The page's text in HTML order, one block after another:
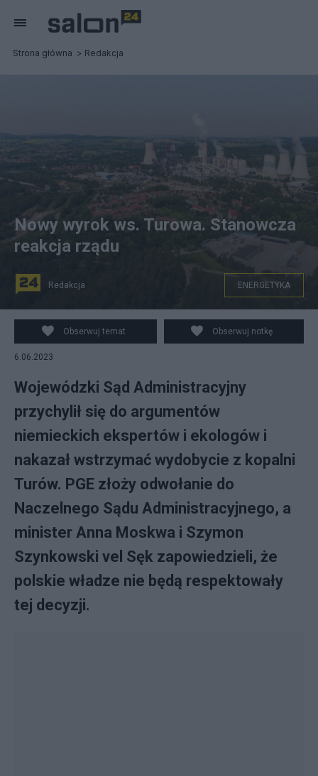
Strona główna Redakcja
Nowy wyrok ws. Turowa. Stanowcza
reakcja rządu
Redakcja ENERGETYKA
Obserwuj temat Obserwuj notkę
6.06.2023
Wojewódzki Sąd Administracyjny
przychylił się do argumentów
niemieckich ekspertów i ekologów i
nakazał wstrzymać wydobycie z kopalni
Turów. PGE złoży odwołanie do
Naczelnego Sądu Administracyjnego, a
minister Anna Moskwa i Szymon
Szynkowski vel Sęk zapowiedzieli, że
polskie władze nie będą respektowały
tej decyzji.